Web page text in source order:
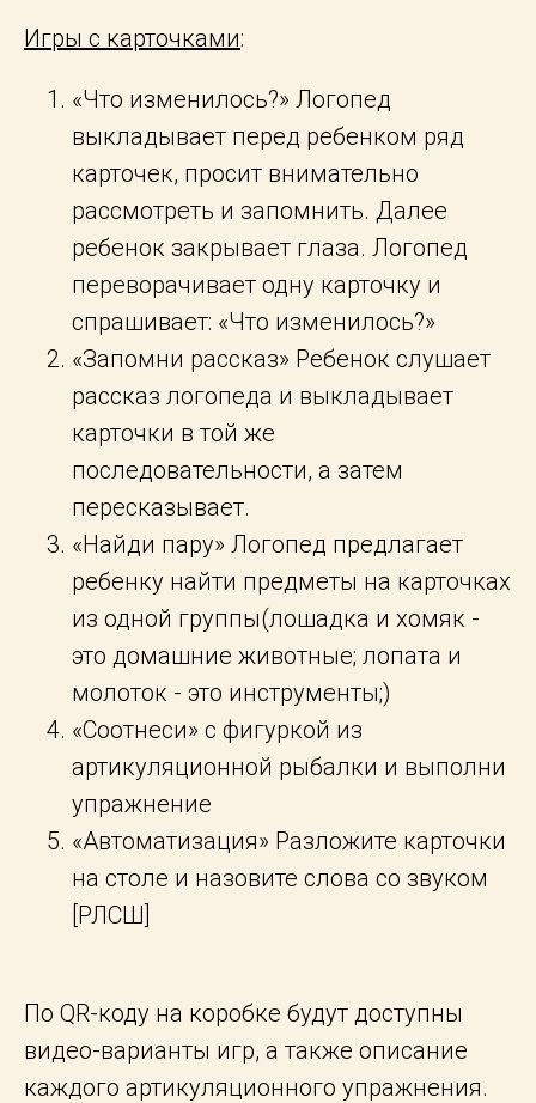
Игры с карточками:
«Что изменилось?» Логопед
выкладывает перед ребенком ряд
карточек, просит внимательно
рассмотреть и запомнить. Далее
ребенок закрывает глаза. Логопед
переворачивает одну карточку и
спрашивает: «Что изменилось?»
«Запомни рассказ» Ребенок слушает
рассказ логопеда и выкладывает
карточки в той же
последовательности, а затем
пересказывает.
«Найди пару» Логопед предлагает
ребенку найти предметы на карточках
из одной группы(лошадка и хомяк -
это домашние животные; лопата и
молоток - это инструменты;)
«Соотнеси» с фигуркой из
артикуляционной рыбалки и выполни
упражнение
«Автоматизация» Разложите карточки
на столе и назовите слова со звуком
[РЛСШ]
По QR-коду на коробке будут доступны
видео-варианты игр, а также описание
каждого артикуляционного упражнения.